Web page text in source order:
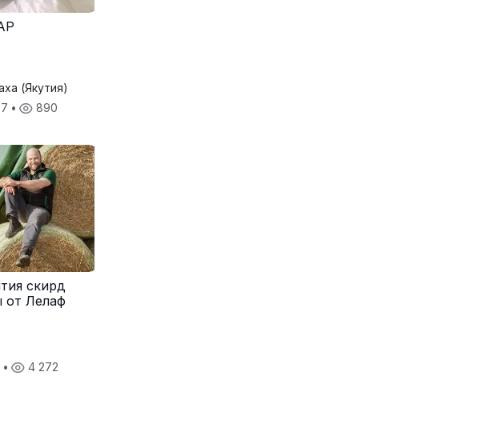
(Якутия)
• 890
скирд
от Лелаф
• 4 272